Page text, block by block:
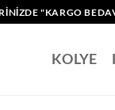
"KARGO
KOLYE